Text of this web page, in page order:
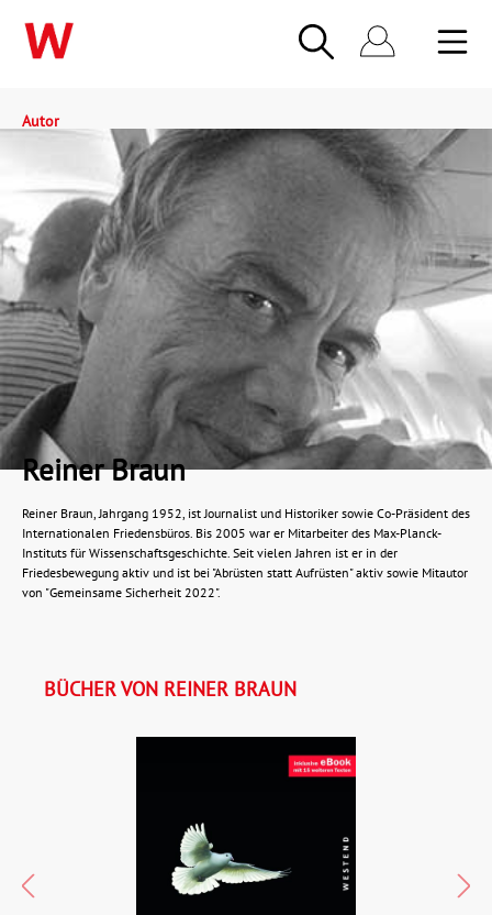
Autor
Reiner Braun
Reiner Braun, Jahrgang 1952, ist Journalist und Historiker sowie Co-Präsident des
Internationalen Friedensbüros. Bis 2005 war er Mitarbeiter des Max-Planck-
Instituts für Wissenschaftsgeschichte. Seit vielen Jahren ist er in der
Friedesbewegung aktiv und ist bei "Abrüsten statt Aufrüsten" aktiv sowie Mitautor
von "Gemeinsame Sicherheit 2022".
BÜCHER VON REINER BRAUN